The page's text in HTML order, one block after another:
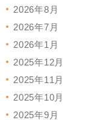
2026年8月
2026年7月
2026年1月
2025年12月
2025年11月
2025年10月
2025年9月